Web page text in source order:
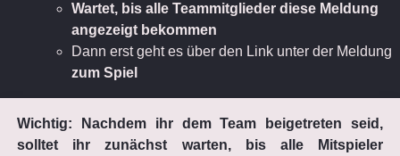
Wartet, bis alle Teammitglieder diese Meldung
angezeigt bekommen
Dann erst geht es über den Link unter der Meldung
zum Spiel
Wichtig: Nachdem ihr dem Team beigetreten seid,
solltet ihr zunächst warten, bis alle Mitspieler